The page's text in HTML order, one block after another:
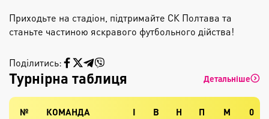
Приходьте на стадіон, підтримайте СК Полтава та
станьте частиною яскравого футбольного дійства!
Поділитись:
Турнірна таблиця Детальніше
№ КОМАНДА І В Н П М 0